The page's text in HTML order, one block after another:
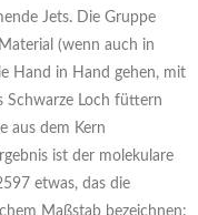
Jets. Die Gruppe
(wenn auch in
Hand in Hand gehen, mit
Schwarze Loch füttern
aus dem Kern
ist der molekulare
etwas, das die
Maßstab bezeichnen: